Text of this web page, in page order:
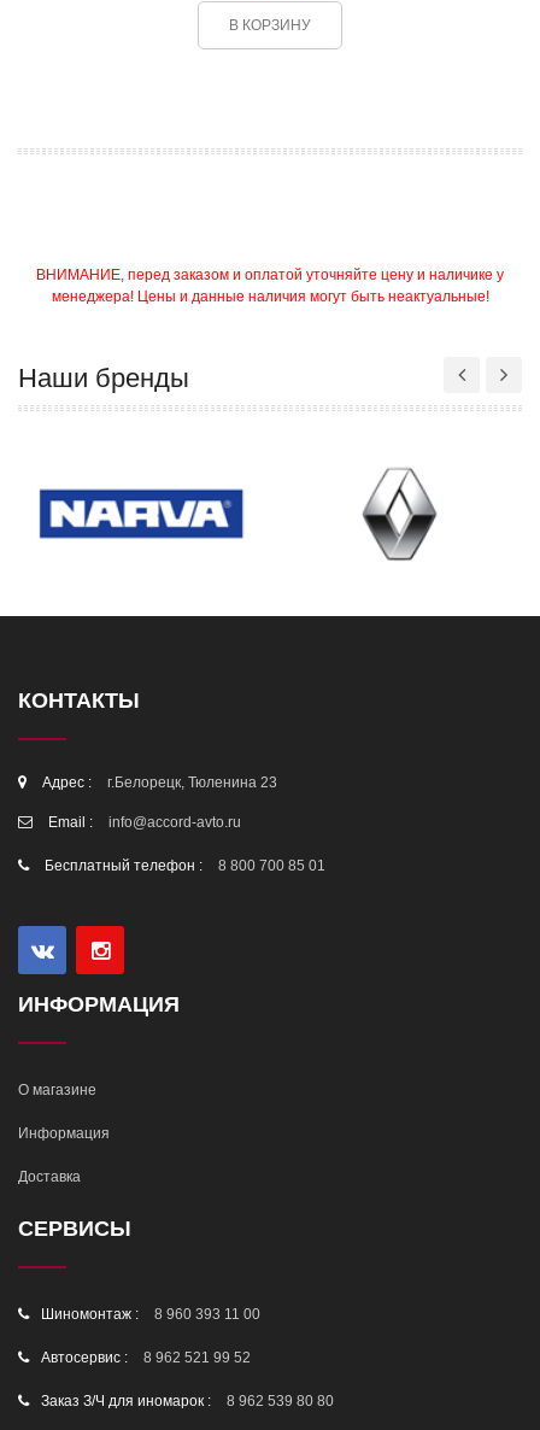
В КОРЗИНУ
ВНИМАНИЕ, перед заказом и оплатой уточняйте цену и наличике у
менеджера! Цены и данные наличия могут быть неактуальные!
Наши бренды
КОНТАКТЫ
Адрес : г.Белорецк, Тюленина 23
Email : info@accord-avto.ru
Бесплатный телефон : 8 800 700 85 01
ИНФОРМАЦИЯ
О магазине
Информация
Доставка
СЕРВИСЫ
Шиномонтаж : 8 960 393 11 00
Автосервис : 8 962 521 99 52
Заказ З/Ч для иномарок : 8 962 539 80 80